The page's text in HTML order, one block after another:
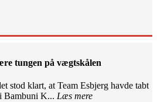
tungen på vægtskålen
stod klart, at Team Esbjerg havde tabt
Bambuni K... Læs mere